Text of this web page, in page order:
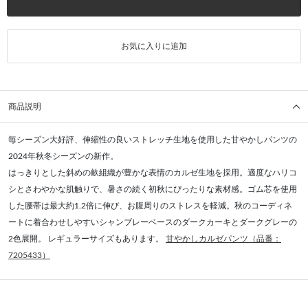
お気に入りに追加
商品説明
毎シーズン大好評、伸縮性の良いストレッチ生地を使用した甘やかしパンツの
2024年秋冬シーズンの新作。
はっきりとした斜めの畝組織が豊かな表情のカルゼ生地を採用。適度なハリコ
シとさわやかな肌触りで、暑さの続く初秋にぴったりな素材感。ゴム芯を使用
した腰帯は最大約1.2倍に伸び、お腹周りのストレスを軽減。秋のコーディネ
ートに着合わせしやすいシャンブレーベースのダークカーキとダークグレーの
2色展開。 レギュラーサイズもあります。 甘やかしカルゼパンツ（品番：
7205433）